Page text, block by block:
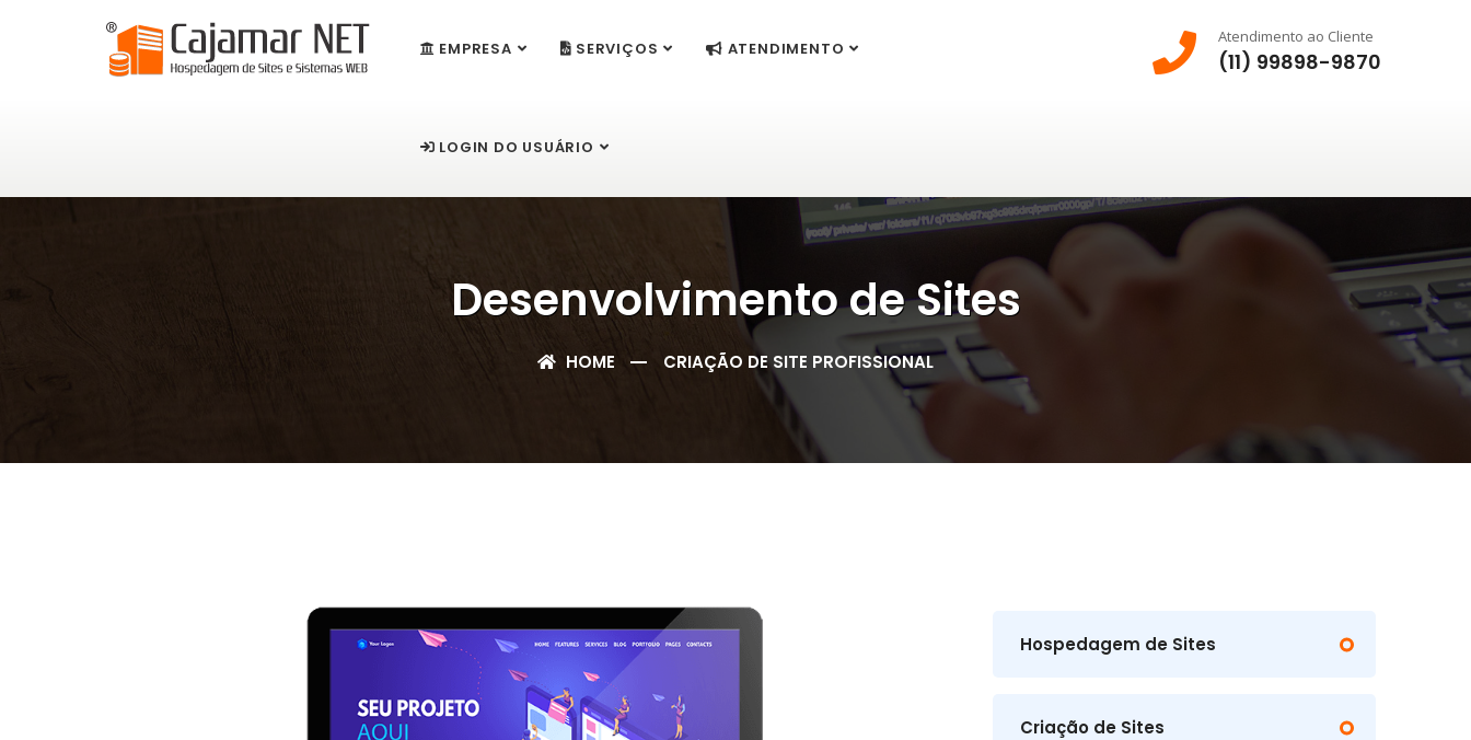
Atendimento ao Cliente
(11) 99898-9870
EMPRESA SERVIÇOS ATENDIMENTO
LOGIN DO USUÁRIO
Desenvolvimento de Sites
HOME CRIAÇÃO DE SITE PROFISSIONAL
Hospedagem de Sites
Criação de Sites